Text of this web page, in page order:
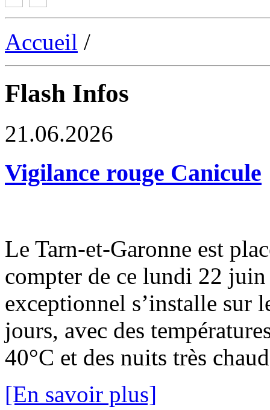
Accueil /
Flash Infos
21.06.2026
Vigilance rouge Canicule
Le Tarn-et-Garonne est
compter de ce lundi 22
exceptionnel s’installe sur
jours, avec des
40°C et des nuits très
[En savoir plus]